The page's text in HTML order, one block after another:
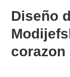
Diseño
corazon